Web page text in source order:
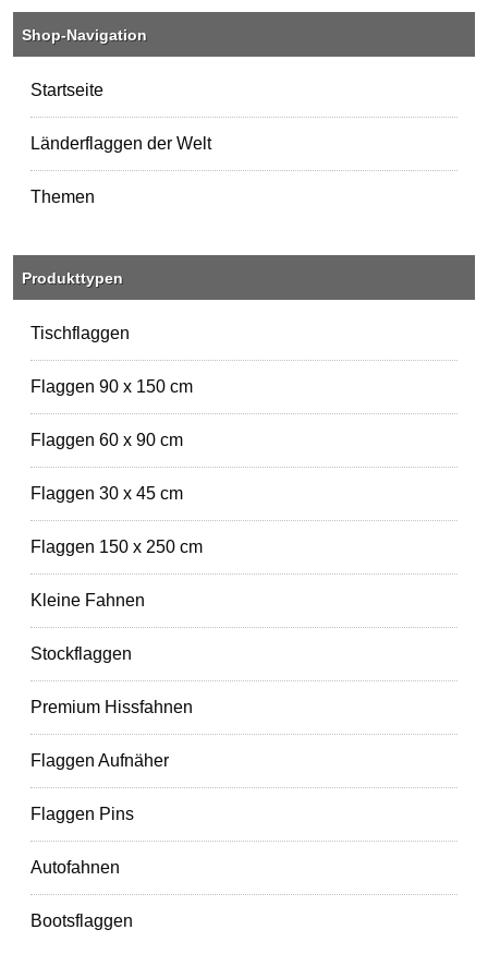
Shop-Navigation
Startseite
Länderflaggen der Welt
Themen
Produkttypen
Tischflaggen
Flaggen 90 x 150 cm
Flaggen 60 x 90 cm
Flaggen 30 x 45 cm
Flaggen 150 x 250 cm
Kleine Fahnen
Stockflaggen
Premium Hissfahnen
Flaggen Aufnäher
Flaggen Pins
Autofahnen
Bootsflaggen